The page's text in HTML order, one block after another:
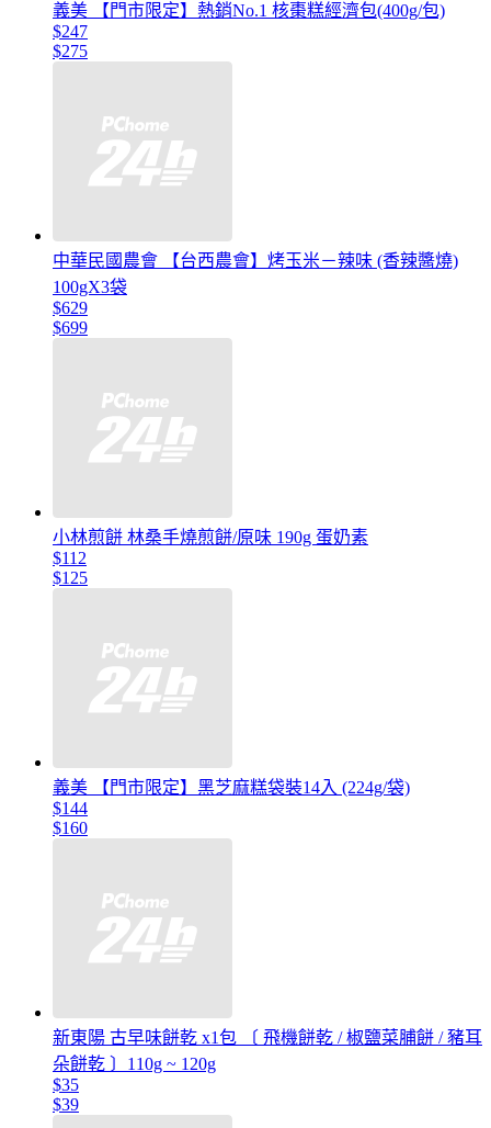
義美 【門市限定】熱銷No.1 核棗糕經濟包(400g/包)
$247
$275
中華民國農會 【台西農會】烤玉米－辣味 (香辣醬燒)
100gX3袋
$629
$699
小林煎餅 林桑手燒煎餅/原味 190g 蛋奶素
$112
$125
義美 【門市限定】黑芝麻糕袋裝14入 (224g/袋)
$144
$160
新東陽 古早味餅乾 x1包 〔 飛機餅乾 / 椒鹽菜脯餅 / 豬耳
朵餅乾 〕110g ~ 120g
$35
$39